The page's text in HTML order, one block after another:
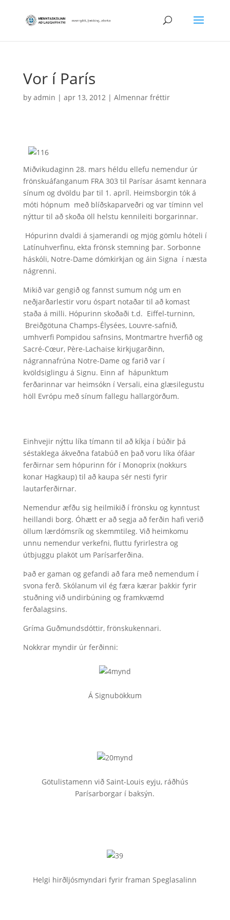
Vor í París
by admin | apr 13, 2012| Almennar fréttir
Miðvikudaginn 28. mars héldu ellefu nemendur úr
frönskuáfanganum FRA 303 til Parísar ásamt kennara
sínum og dvöldu þar til 1. apríl. Heimsborgin tók á
móti hópnum með blíðskaparveðri og var tíminn vel
nýttur til að skoða öll helstu kennileiti borgarinnar.
Hópurinn dvaldi á sjamerandi og mjög gömlu hóteli í
Latínuhverfinu, ekta frönsk stemning þar. Sorbonne
háskóli, Notre-Dame dómkirkjan og áin Signa í næsta
nágrenni.
Mikið var gengið og fannst sumum nóg um en
neðjarðarlestir voru óspart notaðar til að komast
staða á milli. Hópurinn skoðaði t.d. Eiffel-turninn,
Breiðgötuna Champs-Élysées, Louvre-safnið,
umhverfi Pompidou safnsins, Montmartre hverfið og
Sacré-Cœur, Père-Lachaise kirkjugarðinn,
nágrannafrúna Notre-Dame og farið var í
kvöldsiglingu á Signu. Einn af hápunktum
ferðarinnar var heimsókn í Versali, eina glæsilegustu
höll Evrópu með sínum fallegu hallargörðum.
Einhvejir nýttu líka tímann til að kíkja í búðir þá
séstaklega ákveðna fatabúð en það voru líka ófáar
ferðirnar sem hópurinn fór í Monoprix (nokkurs
konar Hagkaup) til að kaupa sér nesti fyrir
lautarferðirnar.
Nemendur æfðu sig heilmikið í frönsku og kynntust
heillandi borg. Óhætt er að segja að ferðin hafi verið
öllum lærdómsrík og skemmtileg. Við heimkomu
unnu nemendur verkefni, fluttu fyrirlestra og
útbjuggu plaköt um Parísarferðina.
Það er gaman og gefandi að fara með nemendum í
svona ferð. Skólanum vil ég færa kærar þakkir fyrir
stuðning við undirbúning og framkvæmd
ferðalagsins.
Gríma Guðmundsdóttir, frönskukennari.
Nokkrar myndir úr ferðinni:
Á Signubökkum
Götulistamenn við Saint-Louis eyju, ráðhús
Parísarborgar í baksýn.
Helgi hirðljósmyndari fyrir framan Speglasalinn